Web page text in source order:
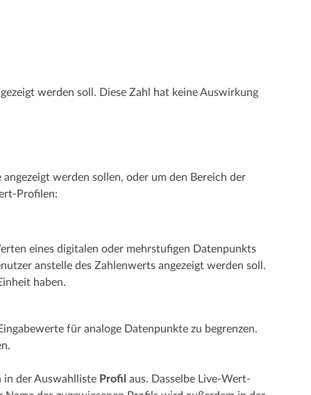
werden soll. Diese Zahl hat keine Auswirkung
werden sollen, oder um den Bereich der
Profilen:
eines digitalen oder mehrstufigen Datenpunkts
anstelle des Zahlenwerts angezeigt werden soll.
haben.
für analoge Datenpunkte zu begrenzen.
in der Auswahlliste Profil aus. Dasselbe Live-Wert-